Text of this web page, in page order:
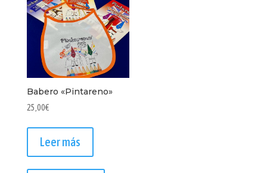
en
página
producto
Babero «Pintareno»
25,00€
Leer más